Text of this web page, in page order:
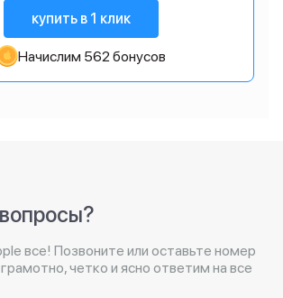
купить в 1 клик
Начислим 562 бонусов
все! Позвоните или оставьте номер
четко и ясно ответим на все